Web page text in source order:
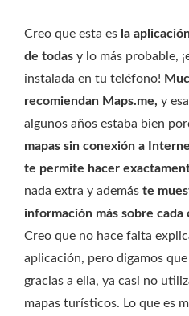
Creo que esta es la
de todas y lo más probable,
instalada en tu teléfono!
recomiendan Maps.me, y
algunos años estaba bien
mapas sin conexión a
te permite hacer
nada extra y además te
información más sobre cada
Creo que no hace falta
aplicación, pero digamos
gracias a ella, ya casi no
mapas turísticos. Lo que es